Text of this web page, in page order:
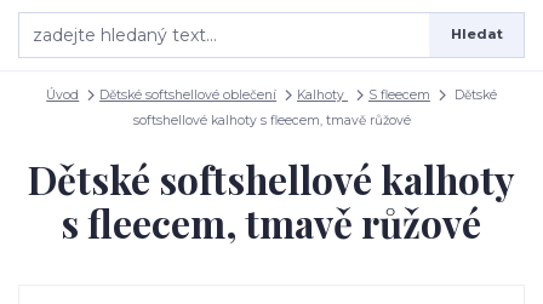
Hledat
Úvod Dětské softshellové oblečení Kalhoty S fleecem
Dětské
softshellové kalhoty s fleecem, tmavě růžové
Dětské softshellové kalhoty
s fleecem, tmavě růžové